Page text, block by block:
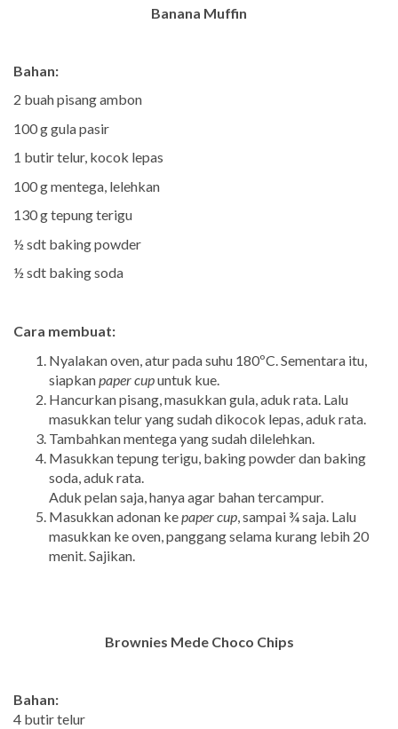
Banana Muffin
Bahan:
2 buah pisang ambon
100 g gula pasir
1 butir telur, kocok lepas
100 g mentega, lelehkan
130 g tepung terigu
½ sdt baking powder
½ sdt baking soda
Cara membuat:
Nyalakan oven, atur pada suhu 180ºC. Sementara itu,
siapkan paper cupuntuk kue.
Hancurkan pisang, masukkan gula, aduk rata. Lalu
masukkan telur yang sudah dikocok lepas, aduk rata.
Tambahkan mentega yang sudah dilelehkan.
Masukkan tepung terigu, baking powder dan baking
soda, aduk rata.
Aduk pelan saja, hanya agar bahan tercampur.
Masukkan adonan ke paper cup , sampai ¾ saja. Lalu
masukkan ke oven, panggang selama kurang lebih 20
menit. Sajikan.
Brownies Mede Choco Chips
Bahan:
4 butir telur